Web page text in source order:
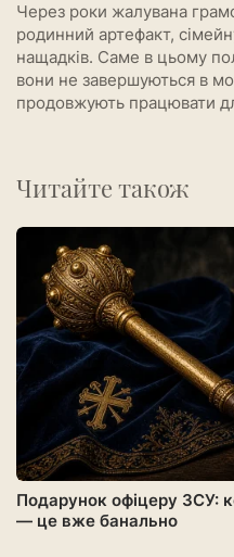
Через роки жалувана
родинний артефакт,
нащадків. Саме в цьому
вони не завершуються в
продовжують працювати
Читайте також
Подарунок офіцеру ЗСУ:
— це вже банально